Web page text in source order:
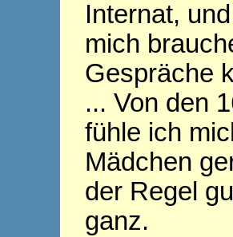
Internat,
mich
Gespräche
... Von den
fühle ich
Mädchen
der Regel
ganz.